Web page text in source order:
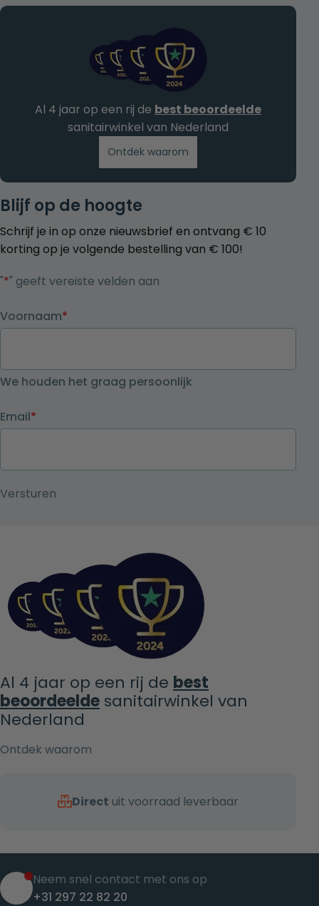
Blijf op de hoogte
Schrijf je in op onze nieuwsbrief en ontvang € 10
korting op je volgende bestelling van € 100!
"*" geeft vereiste velden aan
Voornaam*
We houden het graag persoonlijk
Email*
Al 4 jaar op een rij de best beoordeelde
sanitairwinkel van Nederland
Ontdek waarom
Al 4 jaar op een rij de best
beoordeelde sanitairwinkel van
Nederland
Ontdek waarom
Direct uit voorraad leverbaar
Neem snel contact met ons op
+31 297 22 82 20